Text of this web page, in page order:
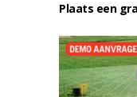
Plaats een